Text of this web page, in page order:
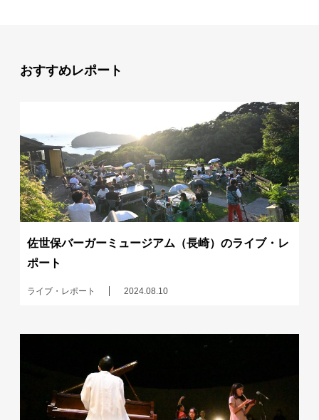
おすすめレポート
佐世保バーガーミュージアム（長崎）のライブ・レ
ポート
ライブ・レポート 2024.08.10